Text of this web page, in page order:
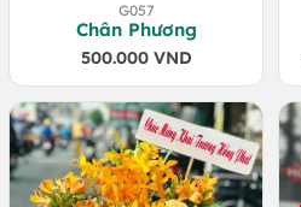
G057
Chân Phương
500.000 VND